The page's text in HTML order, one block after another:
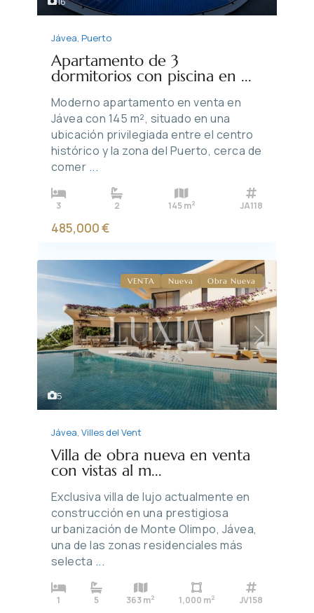
Jávea, Puerto
Apartamento de 3
dormitorios con piscina en ...
Moderno apartamento en venta en
Jávea con 145 m², situado en una
ubicación privilegiada entre el centro
histórico y la zona del Puerto, cerca de
comer ...
3 2 145 m2 JA118
485,000 €
5
Previous Next
VENTA Nueva Obra Nueva
Jávea, Villes del Vent
Villa de obra nueva en venta
con vistas al m...
Exclusiva villa de lujo actualmente en
construcción en una prestigiosa
urbanización de Monte Olimpo, Jávea,
una de las zonas residenciales más
selecta ...
1 5 363 m2 1,000 m2 JV158